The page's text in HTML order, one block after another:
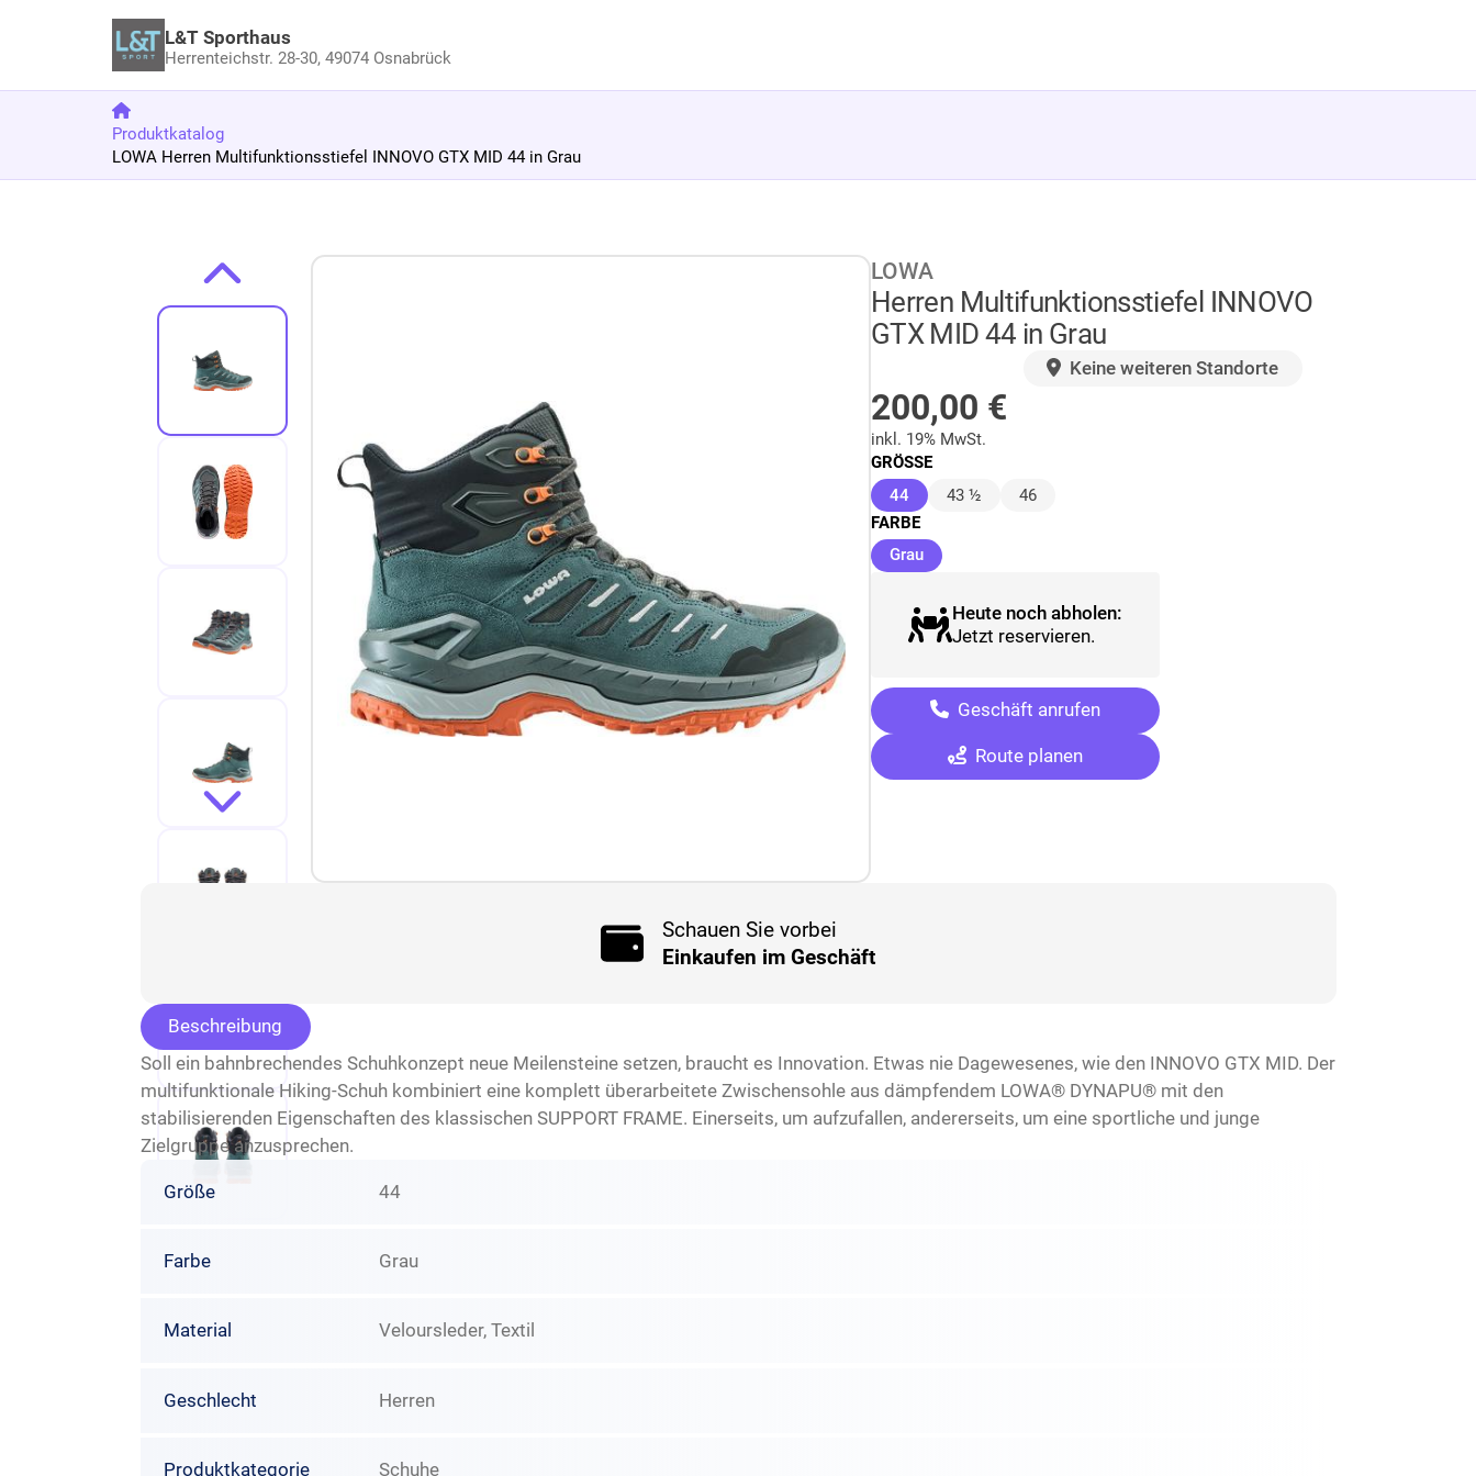
L&T Sporthaus
Herrenteichstr. 28-30,49074 Osnabrück
Produktkatalog
LOWA Herren Multifunktionsstiefel INNOVO GTX MID 44 in Grau
Zur Produktbeschreibung springen LOWA
Herren Multifunktionsstiefel INNOVO
GTX MID 44 in Grau
Keine weiteren Standorte
200,00 €
inkl. 19% MwSt.
GRÖSSE
44 (ausgewählt)
43 ½
46
FARBE
Grau(ausgewählt)
Heute noch abholen:
Jetzt reservieren.
Geschäft anrufen
Route planen
Schauen Sie vorbei
Einkaufen im Geschäft
Beschreibung
Soll ein bahnbrechendes Schuhkonzept neue Meilensteine setzen, braucht es Innovation. Etwas nie Dagewesenes, wie den INNOVO GTX MID. Der
multifunktionale Hiking-Schuh kombiniert eine komplett überarbeitete Zwischensohle aus dämpfendem LOWA® DYNAPU® mit den
stabilisierenden Eigenschaften des klassischen SUPPORT FRAME. Einerseits, um aufzufallen, andererseits, um eine sportliche und junge
Zielgruppe anzusprechen.
Größe 44
Farbe Grau
Material Veloursleder, Textil
Geschlecht Herren
Produktkategorie Schuhe